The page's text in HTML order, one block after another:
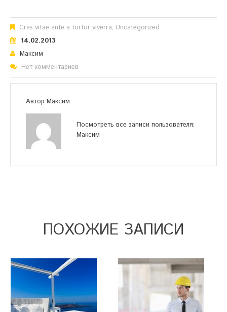
Cras vitae ante a tortor viverra, Uncategorized
14.02.2013
Максим
Нет комментариев
Автор Максим
Посмотреть все записи пользователя:
Максим
ПОХОЖИЕ ЗАПИСИ